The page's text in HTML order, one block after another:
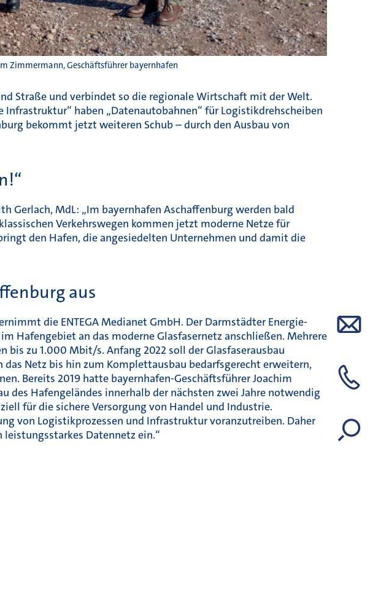
Zimmermann, Geschäftsführer bayernhafen
Straße und verbindet so die regionale Wirtschaft mit der Welt.
haben „Datenautobahnen“ für Logistikdrehscheiben
bekommt jetzt weiteren Schub – durch den Ausbau von
MdL: „Im bayernhafen Aschaffenburg werden bald
Verkehrswegen kommen jetzt moderne Netze für
den Hafen, die angesiedelten Unternehmen und damit die
aus
die ENTEGA Medianet GmbH. Der Darmstädter Energie-
an das moderne Glasfasernetz anschließen. Mehrere
zu 1.000 Mbit/s. Anfang 2022 soll der Glasfaserausbau
Netz bis hin zum Komplettausbau bedarfsgerecht erweitern,
Bereits 2019 hatte bayernhafen-Geschäftsführer Joachim
des Hafengeländes innerhalb der nächsten zwei Jahre notwendig
für die sichere Versorgung von Handel und Industrie.
von Logistikprozessen und Infrastruktur voranzutreiben. Daher
Datennetz ein.“